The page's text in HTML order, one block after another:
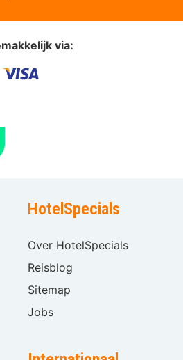
via:
HotelSpecials
Over HotelSpecials
Reisblog
Sitemap
Jobs